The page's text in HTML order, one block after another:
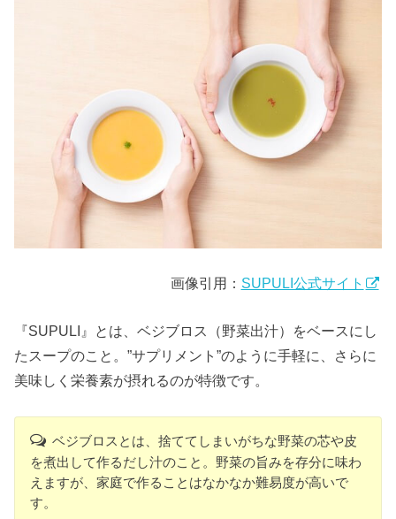
画像引用： SUPULI公式サイト
『SUPULI』とは、ベジブロス（野菜出汁）をベースにし
たスープのこと。”サプリメント”のように手軽に、さらに
美味しく栄養素が摂れるのが特徴です。
ベジブロスとは、捨ててしまいがちな野菜の芯や皮
を煮出して作るだし汁のこと。野菜の旨みを存分に味わ
えますが、家庭で作ることはなかなか難易度が高いで
す。